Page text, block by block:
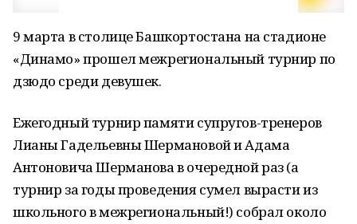
9 марта в столице Башкортостана на стадионе
«Динамо» прошел межрегиональный турнир по
дзюдо среди девушек.
Ежегодный турнир памяти супругов-тренеров
Лианы Гадельевны Шермановой и Адама
Антоновича Шерманова в очередной раз (а
турнир за годы проведения сумел вырасти из
школьного в межрегиональный!) собрал около